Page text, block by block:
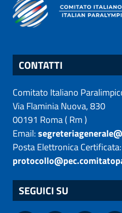
CONTATTI
Comitato Italiano
Via Flaminia Nuova, 830
00191 Roma( Rm)
Email:
Posta Elettronica Certificata:
SEGUICI SU